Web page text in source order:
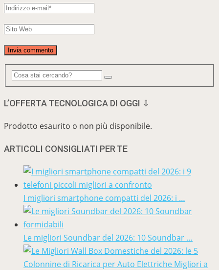
L’OFFERTA TECNOLOGICA DI OGGI ⇩
Prodotto esaurito o non più disponibile.
ARTICOLI CONSIGLIATI PER TE
I migliori smartphone compatti del 2026: i …
Le migliori Soundbar del 2026: 10 Soundbar …